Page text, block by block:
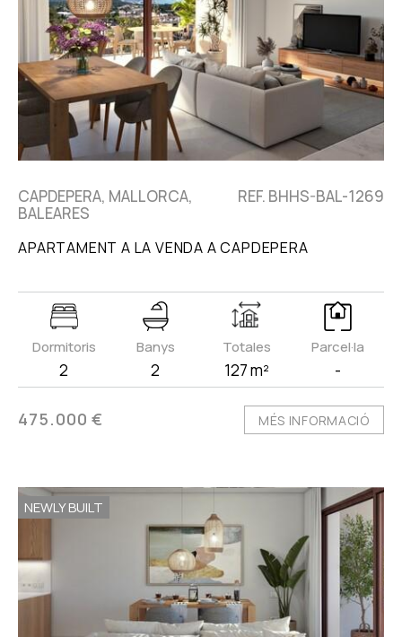
CAPDEPERA, MALLORCA,
BALEARES
REF. BHHS-BAL-1269
APARTAMENT A LA VENDA A CAPDEPERA
Dormitoris
2
Banys
2
Totales
127 m²
Parcel·la
-
475.000 € MÉS INFORMACIÓ
NEWLY BUILT